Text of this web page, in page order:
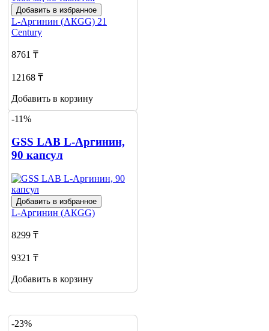
Добавить в избранное
L-Аргинин (АКGG) 21
Century
8761 ₸
12168 ₸
Добавить в корзину
-11%
GSS LAB L-Аргинин,
90 капсул
Добавить в избранное
L-Аргинин (АКGG)
8299 ₸
9321 ₸
Добавить в корзину
-23%